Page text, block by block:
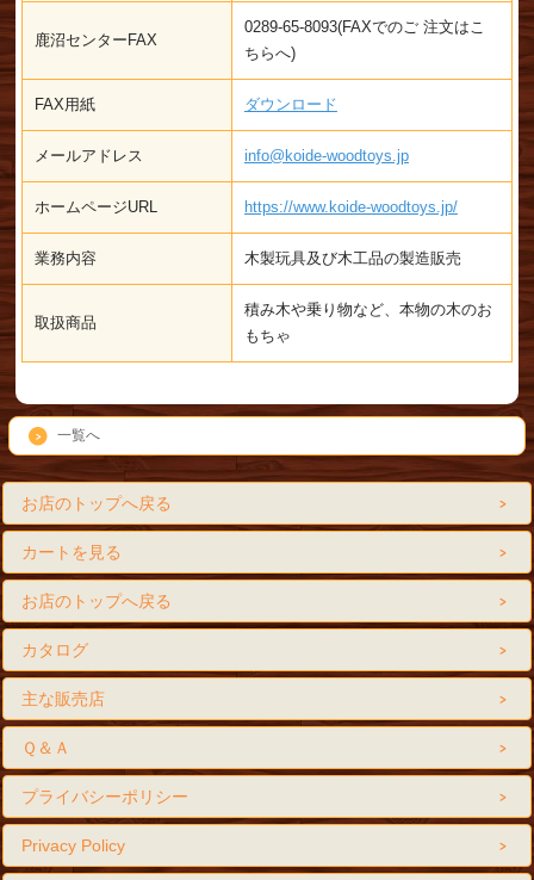
鹿沼センターFAX
0289-65-8093(FAXでのご 注文はこ
ちらへ)
FAX用紙 ダウンロード
メールアドレス info@koide-woodtoys.jp
ホームページURL https://www.koide-woodtoys.jp/
業務内容 木製玩具及び木工品の製造販売
取扱商品
積み木や乗り物など、本物の木のお
もちゃ
一覧へ
お店のトップへ戻る
カートを見る
お店のトップへ戻る
カタログ
主な販売店
Ｑ＆Ａ
プライバシーポリシー
Privacy Policy